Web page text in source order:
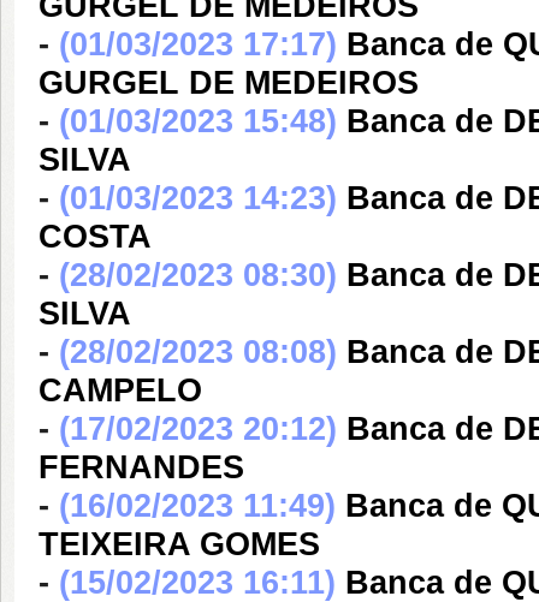
- (01/03/2023 17:17) Banca de
GURGEL DE MEDEIROS
- (01/03/2023 15:48) Banca de
SILVA
- (01/03/2023 14:23) Banca de
COSTA
- (28/02/2023 08:30) Banca de
SILVA
- (28/02/2023 08:08) Banca de
CAMPELO
- (17/02/2023 20:12) Banca de
FERNANDES
- (16/02/2023 11:49) Banca de
TEIXEIRA GOMES
- (15/02/2023 16:11) Banca de